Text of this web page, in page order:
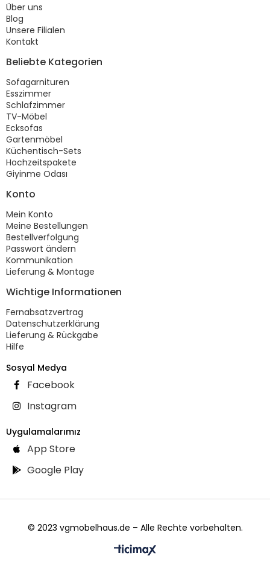
Über uns
Blog
Unsere Filialen
Kontakt
Beliebte Kategorien
Sofagarnituren
Esszimmer
Schlafzimmer
TV-Möbel
Ecksofas
Gartenmöbel
Küchentisch-Sets
Hochzeitspakete
Giyinme Odası
Konto
Mein Konto
Meine Bestellungen
Bestellverfolgung
Passwort ändern
Kommunikation
Lieferung & Montage
Wichtige Informationen
Fernabsatzvertrag
Datenschutzerklärung
Lieferung & Rückgabe
Hilfe
Sosyal Medya
Facebook
Instagram
Uygulamalarımız
App Store
Google Play
© 2023 vgmobelhaus.de – Alle Rechte vorbehalten.